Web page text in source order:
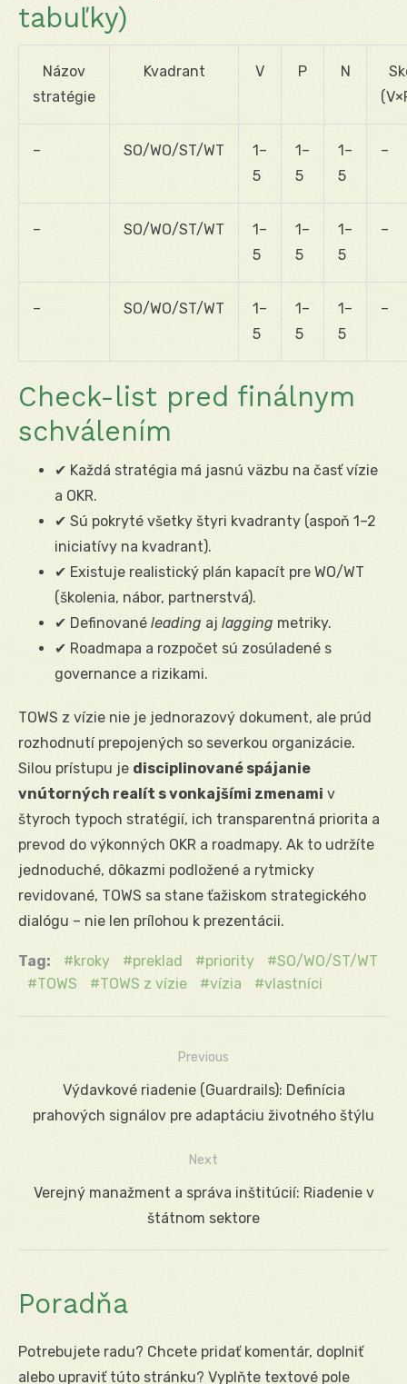
tabuľky)
Názov
stratégie
Kvadrant V P N
– SO/WO/ST/WT
1–
5
1–
5
1–
5
–
– SO/WO/ST/WT
1–
5
1–
5
1–
5
–
– SO/WO/ST/WT
1–
5
1–
5
1–
5
–
Check-list pred finálnym
schválením
✔ Každá stratégia má jasnú väzbu na časť vízie
a OKR.
✔ Sú pokryté všetky štyri kvadranty (aspoň 1–2
iniciatívy na kvadrant).
✔ Existuje realistický plán kapacít pre WO/WT
(školenia, nábor, partnerstvá).
✔ Definované leading aj lagging metriky.
✔ Roadmapa a rozpočet sú zosúladené s
governance a rizikami.
TOWS z vízie nie je jednorazový dokument, ale prúd
rozhodnutí prepojených so severkou organizácie.
Silou prístupu je disciplinované spájanie
vnútorných realít s vonkajšími zmenami v
štyroch typoch stratégií, ich transparentná priorita a
prevod do výkonných OKR a roadmapy. Ak to udržíte
jednoduché, dôkazmi podložené a rytmicky
revidované, TOWS sa stane ťažiskom strategického
dialógu – nie len prílohou k prezentácii.
Tag: kroky preklad priority
SO/WO/ST/WT
TOWS
TOWS z vízie vízia vlastníci
Navigácia
Previous
Previous
post:
Výdavkové riadenie (Guardrails): Definícia
prahových signálov pre adaptáciu životného štýlu
Next
Next
Verejný manažment a správa inštitúcií: Riadenie v
štátnom sektore
Poradňa
Potrebujete radu? Chcete pridať komentár, doplniť
alebo upraviť túto stránku? Vyplňte textové pole